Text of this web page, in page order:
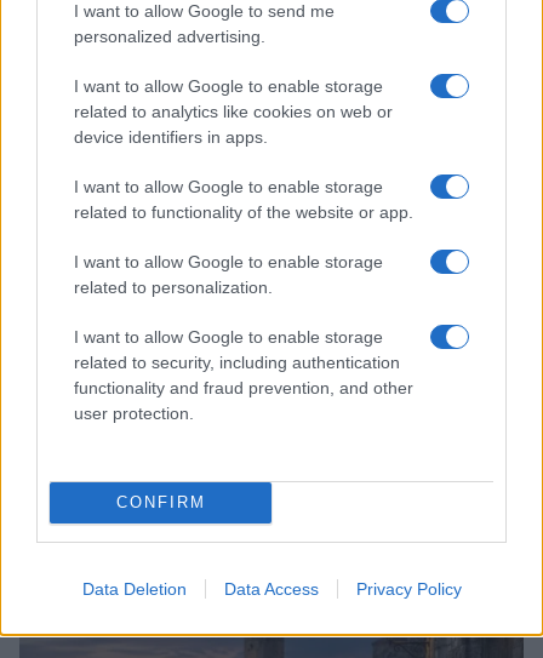
I want to allow Google to send me
personalized advertising.
I want to allow Google to enable storage
related to analytics like cookies on web or
device identifiers in apps.
I want to allow Google to enable storage
related to functionality of the website or app.
I want to allow Google to enable storage
related to personalization.
I want to allow Google to enable storage
related to security, including authentication
functionality and fraud prevention, and other
user protection.
CONFIRM
Data Deletion Data Access Privacy Policy
spiagge paradisiache
Matteo Pellegrino · 8 Ago 2026
Copenhagen Fashion Week SS27: le novità che stanno